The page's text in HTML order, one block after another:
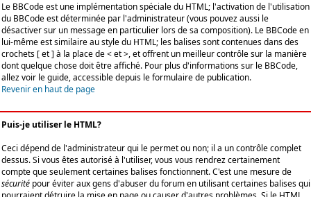
Le BBCode est une implémentation spéciale du HTML; l'activation de l'utilisation
du BBCode est déterminée par l'administrateur (vous pouvez aussi le
désactiver sur un message en particulier lors de sa composition). Le BBCode en
lui-même est similaire au style du HTML; les balises sont contenues dans des
crochets [ et ] à la place de < et >, et offrent un meilleur contrôle sur la manière
dont quelque chose doit être affiché. Pour plus d'informations sur le BBCode,
allez voir le guide, accessible depuis le formulaire de publication.
Revenir en haut de page
Puis-je utiliser le HTML?
Ceci dépend de l'administrateur qui le permet ou non; il a un contrôle complet
dessus. Si vous êtes autorisé à l'utiliser, vous vous rendrez certainement
compte que seulement certaines balises fonctionnent. C'est une mesure de
sécurité pour éviter aux gens d'abuser du forum en utilisant certaines balises qui